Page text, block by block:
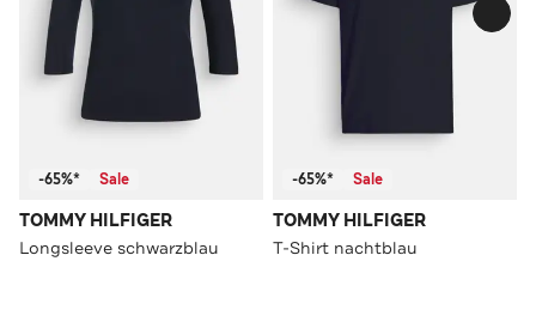
-65%* Sale
TOMMY HILFIGER
Longsleeve schwarzblau
-65%* Sale
TOMMY HILFIGER
T-Shirt nachtblau